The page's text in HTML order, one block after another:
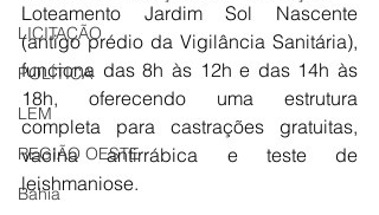
LICITAÇÃO
POLÍTICA
LEM
REGIÃO OESTE
Bahia
Loteamento Jardim Sol Nascente
(antigo prédio da Vigilância Sanitária),
funciona das 8h às 12h e das 14h às
18h, oferecendo uma estrutura
completa para castrações gratuitas,
vacina antirrábica e teste de
leishmaniose.